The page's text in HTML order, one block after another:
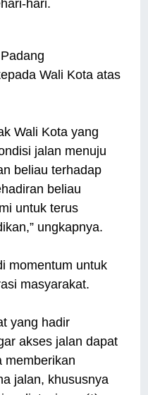
hari.
Wali Kota atas
Wali Kota yang
jalan menuju
beliau terhadap
beliau
untuk terus
ungkapnya.
momentum untuk
masyarakat.
yang hadir
akses jalan dapat
memberikan
jalan, khususnya